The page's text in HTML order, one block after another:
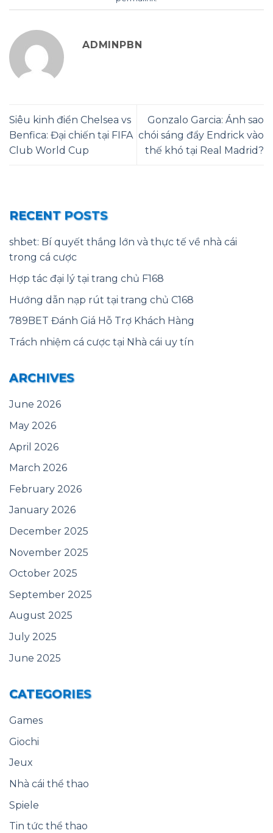
ADMINPBN
Siêu kinh điển Chelsea vs
Benfica: Đại chiến tại FIFA
Club World Cup
Gonzalo Garcia: Ánh sao
chói sáng đẩy Endrick vào
thế khó tại Real Madrid?
RECENT POSTS
shbet: Bí quyết thắng lớn và thực tế về nhà cái
trong cá cược
Hợp tác đại lý tại trang chủ F168
Hướng dẫn nạp rút tại trang chủ C168
789BET Đánh Giá Hỗ Trợ Khách Hàng
Trách nhiệm cá cược tại Nhà cái uy tín
ARCHIVES
June 2026
May 2026
April 2026
March 2026
February 2026
January 2026
December 2025
November 2025
October 2025
September 2025
August 2025
July 2025
June 2025
CATEGORIES
Games
Giochi
Jeux
Nhà cái thể thao
Spiele
Tin tức thể thao